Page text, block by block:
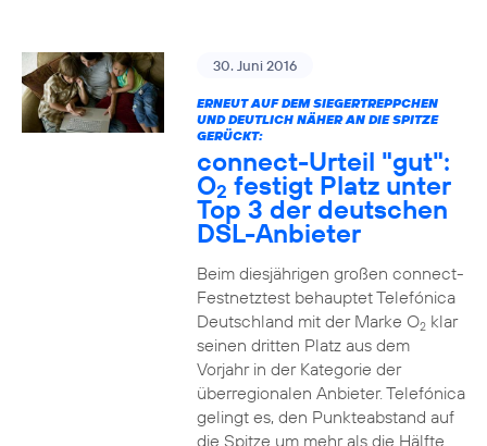
30. Juni 2016
ERNEUT AUF DEM SIEGERTREPPCHEN
UND DEUTLICH NÄHER AN DIE SPITZE
GERÜCKT:
connect-Urteil "gut":
O2 festigt Platz unter
Top 3 der deutschen
DSL-Anbieter
Beim diesjährigen großen connect-
Festnetztest behauptet Telefónica
Deutschland mit der Marke O2klar
seinen dritten Platz aus dem
Vorjahr in der Kategorie der
überregionalen Anbieter. Telefónica
gelingt es, den Punkteabstand auf
die Spitze um mehr als die Hälfte